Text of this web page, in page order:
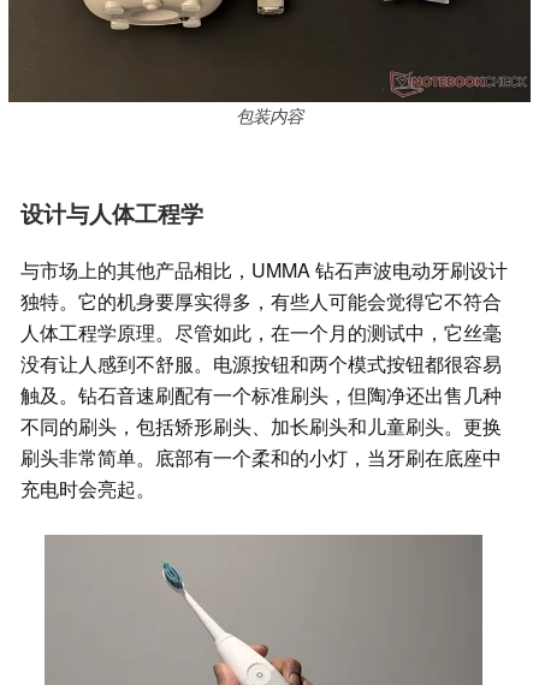
包装内容
设计与人体工程学
与市场上的其他产品相比，UMMA 钻石声波电动牙刷设计
独特。它的机身要厚实得多，有些人可能会觉得它不符合
人体工程学原理。尽管如此，在一个月的测试中，它丝毫
没有让人感到不舒服。电源按钮和两个模式按钮都很容易
触及。钻石音速刷配有一个标准刷头，但陶净还出售几种
不同的刷头，包括矫形刷头、加长刷头和儿童刷头。更换
刷头非常简单。底部有一个柔和的小灯，当牙刷在底座中
充电时会亮起。